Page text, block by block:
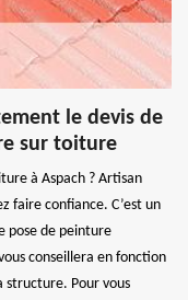
le devis de
sur toiture
à Aspach ? Artisan
faire confiance. C’est un
pose de peinture
conseillera en fonction
structure. Pour vous